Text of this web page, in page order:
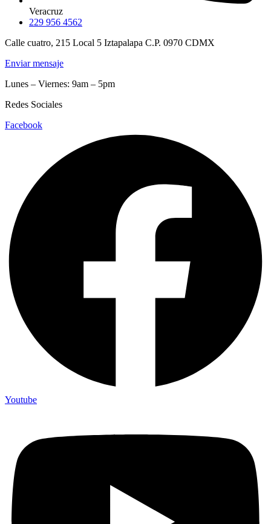
Veracruz
229 956 4562
Calle cuatro, 215 Local 5 Iztapalapa C.P. 0970 CDMX
Enviar mensaje
Lunes – Viernes: 9am – 5pm
Redes Sociales
Facebook
Youtube